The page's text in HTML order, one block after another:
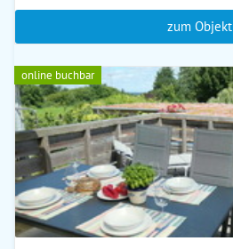
zum Objekt
online buchbar